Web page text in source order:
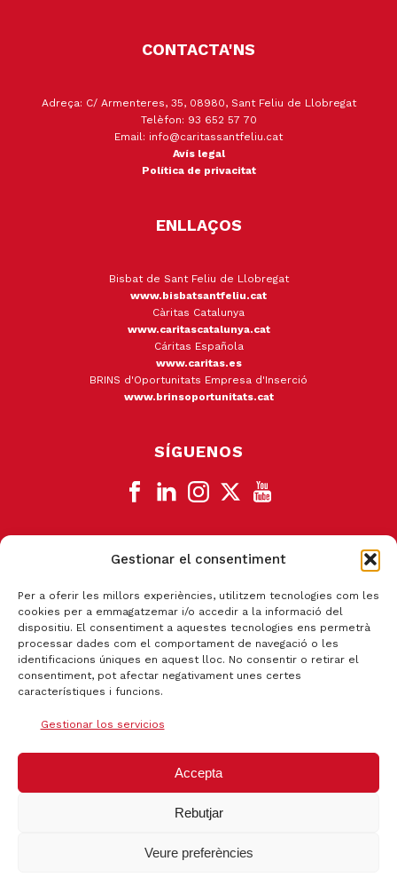
Gestionar el consentiment
Per a oferir les millors experiències, utilitzem tecnologies com les
cookies per a emmagatzemar i/o accedir a la informació del
dispositiu. El consentiment a aquestes tecnologies ens permetrà
processar dades com el comportament de navegació o les
identificacions úniques en aquest lloc. No consentir o retirar el
consentiment, pot afectar negativament unes certes
característiques i funcions.
Gestionar los servicios
Accepta
Rebutjar
Veure preferències
CONTACTA'NS
Adreça: C/ Armenteres, 35, 08980, Sant Feliu de Llobregat
Telèfon: 93 652 57 70
Email: info@caritassantfeliu.cat
Avís legal
Política de privacitat
ENLLAÇOS
Bisbat de Sant Feliu de Llobregat
www.bisbatsantfeliu.cat
Càritas Catalunya
www.caritascatalunya.cat
Cáritas Española
www.caritas.es
BRINS d'Oportunitats Empresa d'Inserció
www.brinsoportunitats.cat
SÍGUENOS
CANAL DE DENUNCIA
Certificat qualitat ISO 9001:2015